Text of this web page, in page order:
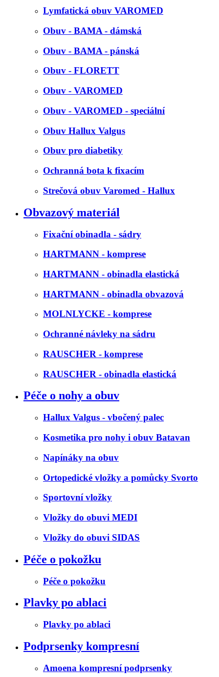
Lymfatická obuv VAROMED
Obuv - BAMA - dámská
Obuv - BAMA - pánská
Obuv - FLORETT
Obuv - VAROMED
Obuv - VAROMED - speciální
Obuv Hallux Valgus
Obuv pro diabetiky
Ochranná bota k fixacím
Strečová obuv Varomed - Hallux
Obvazový materiál
Fixační obinadla - sádry
HARTMANN - komprese
HARTMANN - obinadla elastická
HARTMANN - obinadla obvazová
MOLNLYCKE - komprese
Ochranné návleky na sádru
RAUSCHER - komprese
RAUSCHER - obinadla elastická
Péče o nohy a obuv
Hallux Valgus - vbočený palec
Kosmetika pro nohy i obuv Batavan
Napínáky na obuv
Ortopedické vložky a pomůcky Svorto
Sportovní vložky
Vložky do obuvi MEDI
Vložky do obuvi SIDAS
Péče o pokožku
Péče o pokožku
Plavky po ablaci
Plavky po ablaci
Podprsenky kompresní
Amoena kompresní podprsenky